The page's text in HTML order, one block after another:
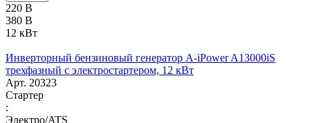
220 В
380 В
12 кВт
Инверторный бензиновый генератор A-iPower A13000iS
трехфазный с электростартером, 12 кВт
Арт. 20323
Стартер
:
Электро/ATS